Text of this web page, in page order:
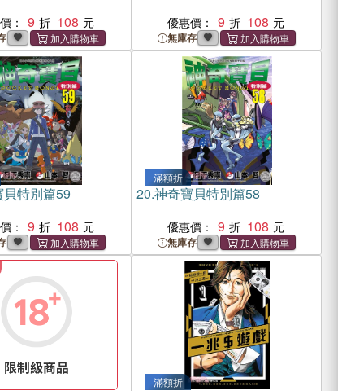
： 9 108 優惠價： 9 108
無庫存
特別篇59
： 9 108
滿額折
20.神奇寶貝特別篇58
優惠價： 9 108
無庫存
滿額折